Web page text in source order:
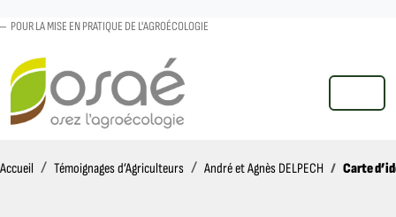
POUR LA MISE EN PRATIQUE DE L'AGROÉCOLOGIE
MENU
Accueil AccueilTémoignages d’Agriculteurs André et Agnès DELPECH Carte